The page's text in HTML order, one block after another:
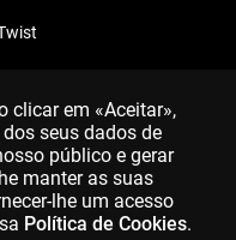
clicar em «Aceitar»,
seus dados de
público e gerar
manter as suas
lhe um acesso
Política de Cookies.